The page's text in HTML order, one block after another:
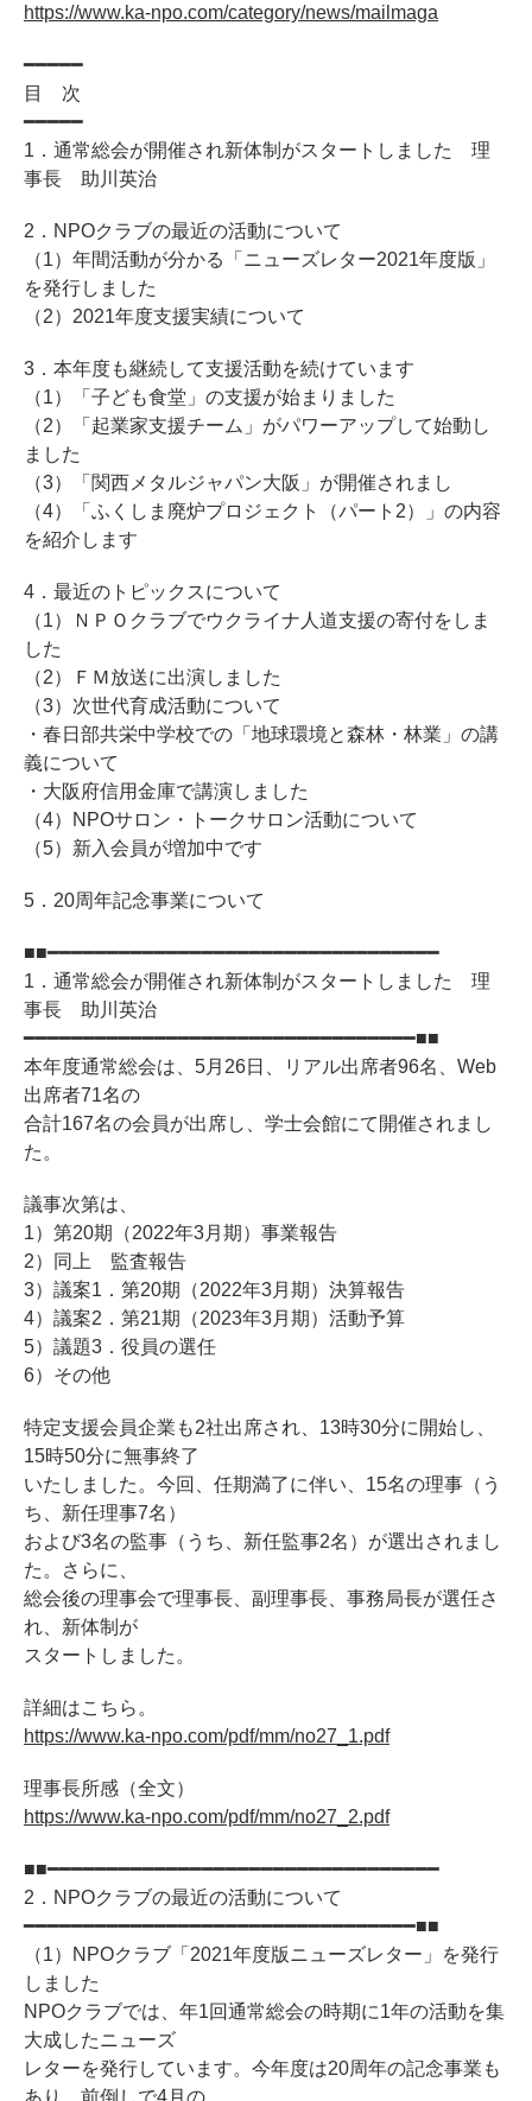
https://www.ka-npo.com/category/news/mailmaga
━━━━━
目 次
━━━━━
1．通常総会が開催され新体制がスタートしました 理
事長 助川英治
2．NPOクラブの最近の活動について
（1）年間活動が分かる「ニューズレター2021年度版」
を発行しました
（2）2021年度支援実績について
3．本年度も継続して支援活動を続けています
（1）「子ども食堂」の支援が始まりました
（2）「起業家支援チーム」がパワーアップして始動し
ました
（3）「関西メタルジャパン大阪」が開催されまし
（4）「ふくしま廃炉プロジェクト（パート2）」の内容
を紹介します
4．最近のトピックスについて
（1）ＮＰＯクラブでウクライナ人道支援の寄付をしま
した
（2）ＦＭ放送に出演しました
（3）次世代育成活動について
・春日部共栄中学校での「地球環境と森林・林業」の講
義について
・大阪府信用金庫で講演しました
（4）NPOサロン・トークサロン活動について
（5）新入会員が増加中です
5．20周年記念事業について
■■━━━━━━━━━━━━━━━━━━━━━━━━━━━━━━━━━
1．通常総会が開催され新体制がスタートしました 理
事長 助川英治
━━━━━━━━━━━━━━━━━━━━━━━━━━━━━━━━━■■
本年度通常総会は、5月26日、リアル出席者96名、Web
出席者71名の
合計167名の会員が出席し、学士会館にて開催されまし
た。
議事次第は、
1）第20期（2022年3月期）事業報告
2）同上 監査報告
3）議案1．第20期（2022年3月期）決算報告
4）議案2．第21期（2023年3月期）活動予算
5）議題3．役員の選任
6）その他
特定支援会員企業も2社出席され、13時30分に開始し、
15時50分に無事終了
いたしました。今回、任期満了に伴い、15名の理事（う
ち、新任理事7名）
および3名の監事（うち、新任監事2名）が選出されまし
た。さらに、
総会後の理事会で理事長、副理事長、事務局長が選任さ
れ、新体制が
スタートしました。
詳細はこちら。
https://www.ka-npo.com/pdf/mm/no27_1.pdf
理事長所感（全文）
https://www.ka-npo.com/pdf/mm/no27_2.pdf
■■━━━━━━━━━━━━━━━━━━━━━━━━━━━━━━━━━
2．NPOクラブの最近の活動について
━━━━━━━━━━━━━━━━━━━━━━━━━━━━━━━━━■■
（1）NPOクラブ「2021年度版ニューズレター」を発行
しました
NPOクラブでは、年1回通常総会の時期に1年の活動を集
大成したニューズ
レターを発行しています。今年度は20周年の記念事業も
あり、前倒しで4月の